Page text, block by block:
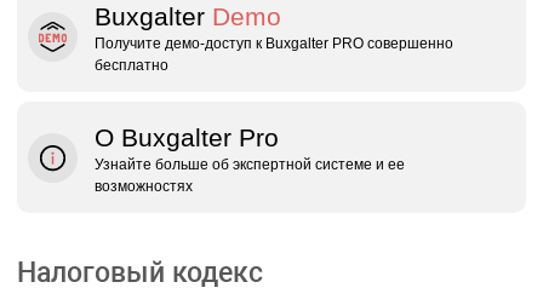
Buxgalter Demo
Получите демо‑доступ к Buxgalter PRO совершенно
бесплатно
О Buxgalter Pro
Узнайте больше об экспертной системе и ее
возможностях
Налоговый кодекс